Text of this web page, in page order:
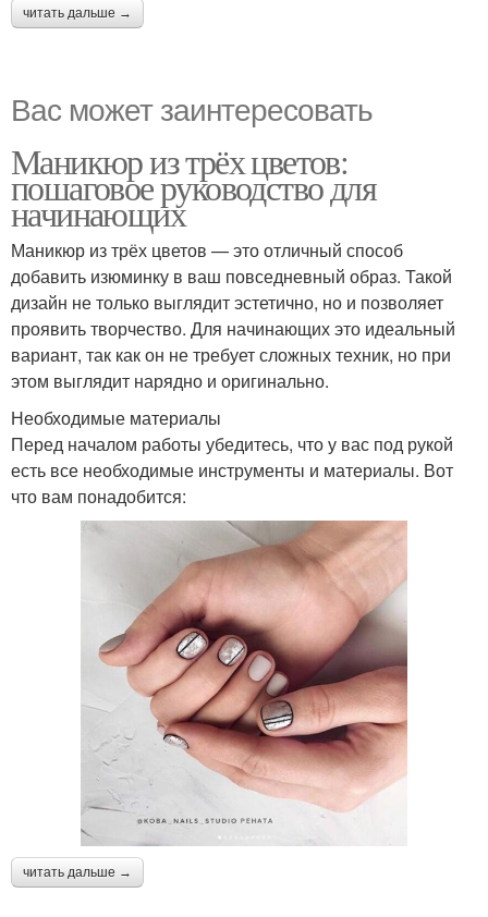
читать дальше →
Вас может заинтересовать
Маникюр из трёх цветов:
пошаговое руководство для
начинающих
Маникюр из трёх цветов — это отличный способ
добавить изюминку в ваш повседневный образ. Такой
дизайн не только выглядит эстетично, но и позволяет
проявить творчество. Для начинающих это идеальный
вариант, так как он не требует сложных техник, но при
этом выглядит нарядно и оригинально.
Необходимые материалы
Перед началом работы убедитесь, что у вас под рукой
есть все необходимые инструменты и материалы. Вот
что вам понадобится:
читать дальше →